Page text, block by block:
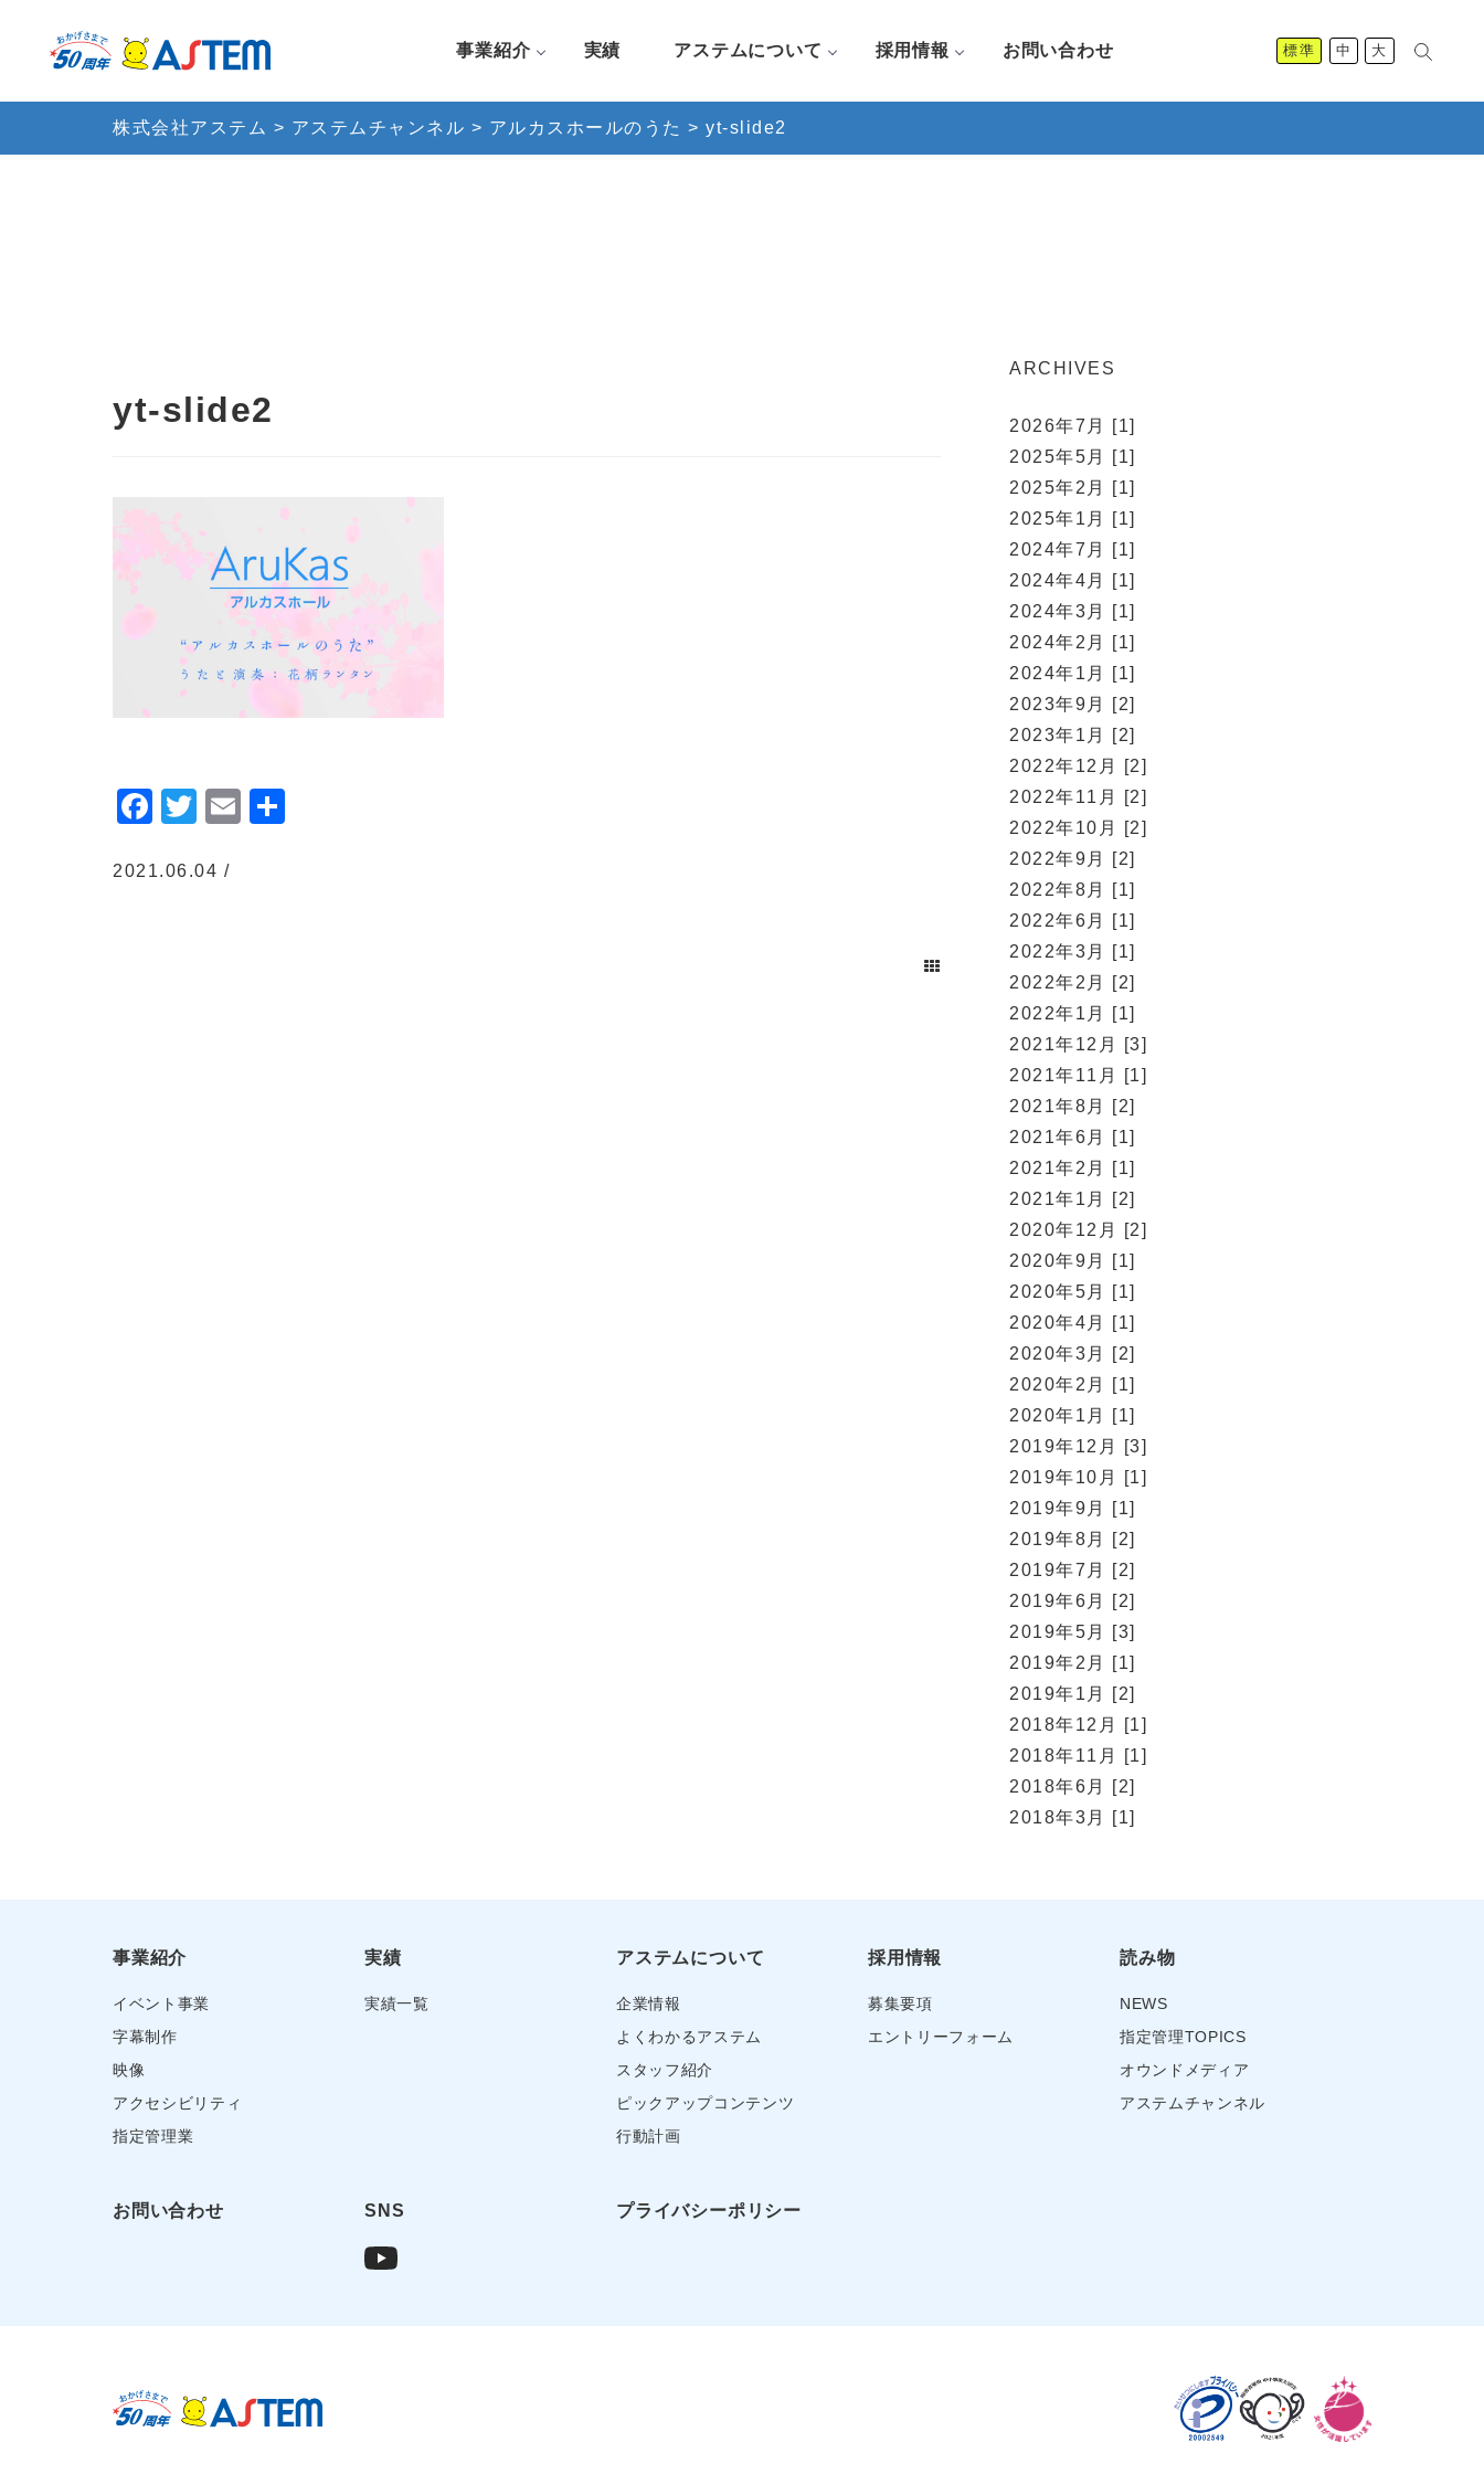
事業紹介 実績 アステムについて 採用情報 お問い合わせ 標準 中 大
株式会社アステム > アステムチャンネル > アルカスホールのうた > yt-slide2
yt-slide2
Facebook
Twitter
Email
2021.06.04 /
ARCHIVES
2026年7月 [1]
2025年5月 [1]
2025年2月 [1]
2025年1月 [1]
2024年7月 [1]
2024年4月 [1]
2024年3月 [1]
2024年2月 [1]
2024年1月 [1]
2023年9月 [2]
2023年1月 [2]
2022年12月 [2]
2022年11月 [2]
2022年10月 [2]
2022年9月 [2]
2022年8月 [1]
2022年6月 [1]
2022年3月 [1]
2022年2月 [2]
2022年1月 [1]
2021年12月 [3]
2021年11月 [1]
2021年8月 [2]
2021年6月 [1]
2021年2月 [1]
2021年1月 [2]
2020年12月 [2]
2020年9月 [1]
2020年5月 [1]
2020年4月 [1]
2020年3月 [2]
2020年2月 [1]
2020年1月 [1]
2019年12月 [3]
2019年10月 [1]
2019年9月 [1]
2019年8月 [2]
2019年7月 [2]
2019年6月 [2]
2019年5月 [3]
2019年2月 [1]
2019年1月 [2]
2018年12月 [1]
2018年11月 [1]
2018年6月 [2]
2018年3月 [1]
事業紹介
イベント事業
字幕制作
映像
アクセシビリティ
指定管理業
実績
実績一覧
アステムについて
企業情報
よくわかるアステム
スタッフ紹介
ピックアップコンテンツ
行動計画
採用情報
募集要項
エントリーフォーム
読み物
NEWS
指定管理TOPICS
オウンドメディア
アステムチャンネル
お問い合わせ SNS プライバシーポリシー